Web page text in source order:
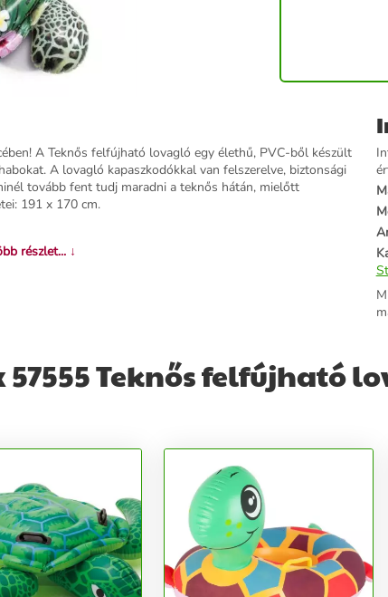
A Teknős felfújható lovagló egy élethű, PVC-ből készült
A lovagló kapaszkodókkal van felszerelve, biztonsági
tovább fent tudj maradni a teknős hátán, mielőtt
191 x 170 cm.
részlet... ↓
Teknős felfújható